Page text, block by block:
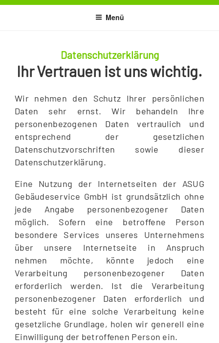
Zum
Menü
Datenschutzerklärung
Ihr Vertrauen ist uns wichtig.
Wir nehmen den Schutz Ihrer persönlichen
Daten sehr ernst. Wir behandeln Ihre
personenbezogenen Daten vertraulich und
entsprechend der gesetzlichen
Datenschutzvorschriften sowie dieser
Datenschutzerklärung.
Eine Nutzung der Internetseiten der ASUG
Gebäudeservice GmbH ist grundsätzlich ohne
jede Angabe personenbezogener Daten
möglich. Sofern eine betroffene Person
besondere Services unseres Unternehmens
über unsere Internetseite in Anspruch
nehmen möchte, könnte jedoch eine
Verarbeitung personenbezogener Daten
erforderlich werden. Ist die Verarbeitung
personenbezogener Daten erforderlich und
besteht für eine solche Verarbeitung keine
gesetzliche Grundlage, holen wir generell eine
Einwilligung der betroffenen Person ein.